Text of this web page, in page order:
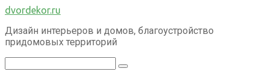
Перейти
контенту
dvordekor.ru
Дизайн интерьеров и домов, благоустройство
придомовых территорий